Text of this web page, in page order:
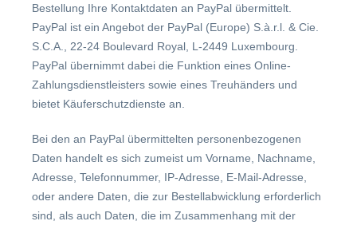
Bestellung Ihre Kontaktdaten an PayPal übermittelt.
PayPal ist ein Angebot der PayPal (Europe) S.à.r.l. & Cie.
S.C.A., 22-24 Boulevard Royal, L-2449 Luxembourg.
PayPal übernimmt dabei die Funktion eines Online-
Zahlungsdienstleisters sowie eines Treuhänders und
bietet Käuferschutzdienste an.
Bei den an PayPal übermittelten personenbezogenen
Daten handelt es sich zumeist um Vorname, Nachname,
Adresse, Telefonnummer, IP-Adresse, E-Mail-Adresse,
oder andere Daten, die zur Bestellabwicklung erforderlich
sind, als auch Daten, die im Zusammenhang mit der